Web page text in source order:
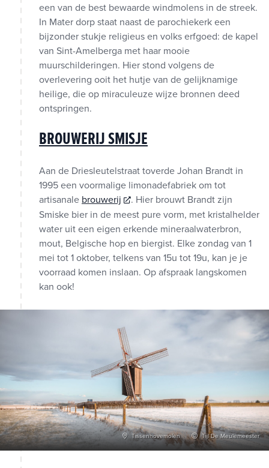
Tissenhovemolen Tijl De Meulemeester
een van de best bewaarde windmolens in de streek.
In Mater dorp staat naast de parochiekerk een
bijzonder stukje religieus en volks erfgoed: de kapel
van Sint-Amelberga met haar mooie
muurschilderingen. Hier stond volgens de
overlevering ooit het hutje van de gelijknamige
heilige, die op miraculeuze wijze bronnen deed
ontspringen.
BROUWERIJ SMISJE
Aan de Driesleutelstraat toverde Johan Brandt in
1995 een voormalige limonadefabriek om tot
artisanale brouwerij
. Hier brouwt Brandt zijn
Smiske bier in de meest pure vorm, met kristalhelder
water uit een eigen erkende mineraalwaterbron,
mout, Belgische hop en biergist. Elke zondag van 1
mei tot 1 oktober, telkens van 15u tot 19u, kan je je
voorraad komen inslaan. Op afspraak langskomen
kan ook!